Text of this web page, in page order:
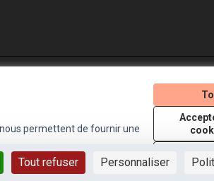
Tout refuser Personnaliser
permettent de fournir une